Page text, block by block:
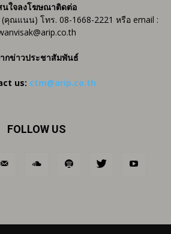
นใจลงโฆษณาติดต่อ
ณแนน) โทร. 08-1668-2221 หรือ email :
กข่าวประชาสัมพันธ์
us: ctm@arip.co.th
FOLLOW US